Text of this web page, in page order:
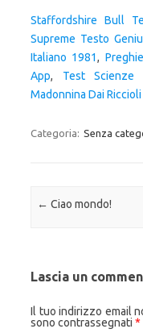
Staffordshire Bull
Supreme Testo
Italiano 1981,
App, Test Scienze
Madonnina Dai
Categoria: Senza
Navigazione articolo
← Ciao mondo!
Lascia un
Il tuo indirizzo email
sono contrassegnati *